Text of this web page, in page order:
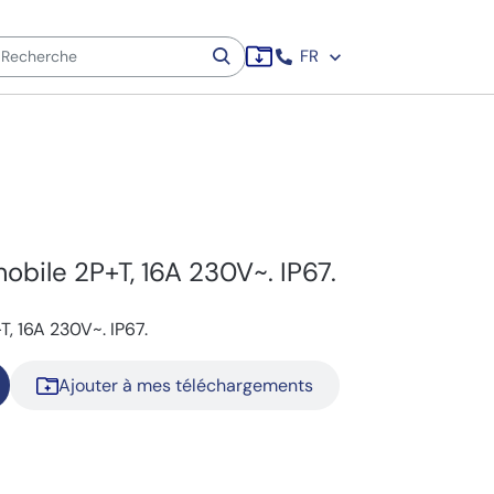
FR
2P+T, 16A 230V~. IP67.
16A 230V~. IP67.
Ajouter à mes téléchargements